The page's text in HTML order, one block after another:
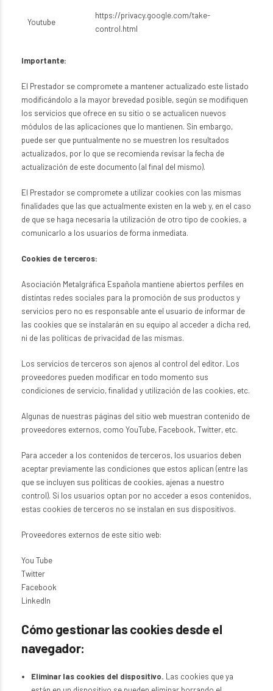
Youtube
https://privacy.google.com/take-
control.html
Importante:
El Prestador se compromete a mantener actualizado este listado
modificándolo a la mayor brevedad posible, según se modifiquen
los servicios que ofrece en su sitio o se actualicen nuevos
módulos de las aplicaciones que lo mantienen. Sin embargo,
puede ser que puntualmente no se muestren los resultados
actualizados, por lo que se recomienda revisar la fecha de
actualización de este documento (al final del mismo).
El Prestador se compromete a utilizar cookies con las mismas
finalidades que las que actualmente existen en la web y, en el caso
de que se haga necesaria la utilización de otro tipo de cookies, a
comunicarlo a los usuarios de forma inmediata.
Cookies de terceros:
Asociación Metalgráfica Española mantiene abiertos perfiles en
distintas redes sociales para la promoción de sus productos y
servicios pero no es responsable ante el usuario de informar de
las cookies que se instalarán en su equipo al acceder a dicha red,
ni de las políticas de privacidad de las mismas.
Los servicios de terceros son ajenos al control del editor. Los
proveedores pueden modificar en todo momento sus
condiciones de servicio, finalidad y utilización de las cookies, etc.
Algunas de nuestras páginas del sitio web muestran contenido de
proveedores externos, como YouTube, Facebook, Twitter, etc.
Para acceder a los contenidos de terceros, los usuarios deben
aceptar previamente las condiciones que estos aplican (entre las
que se incluyen sus políticas de cookies, ajenas a nuestro
control). Si los usuarios optan por no acceder a esos contenidos,
estas cookies de terceros no se instalan en sus dispositivos.
Proveedores externos de este sitio web:
You Tube
Twitter
Facebook
LinkedIn
Cómo gestionar las cookies desde el
navegador:
Eliminar las cookies del dispositivo. Las cookies que ya